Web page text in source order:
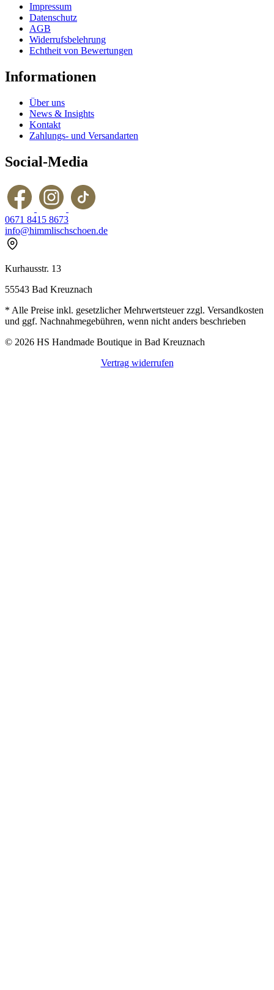
Impressum
Datenschutz
AGB
Widerrufsbelehrung
Echtheit von Bewertungen
Informationen
Über uns
News & Insights
Kontakt
Zahlungs- und Versandarten
Social-Media
0671 8415 8673
info@himmlischschoen.de
Kurhausstr. 13
55543 Bad Kreuznach
* Alle Preise inkl. gesetzlicher Mehrwertsteuer zzgl. Versandkosten
und ggf. Nachnahmegebühren, wenn nicht anders beschrieben
© 2026 HS Handmade Boutique in Bad Kreuznach
Vertrag widerrufen